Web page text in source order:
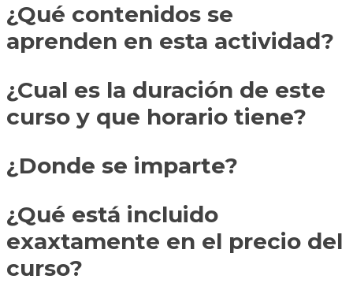
¿Qué contenidos se
aprenden en esta actividad?
¿Cual es la duración de este
curso y que horario tiene?
¿Donde se imparte?
¿Qué está incluido
exaxtamente en el precio del
curso?